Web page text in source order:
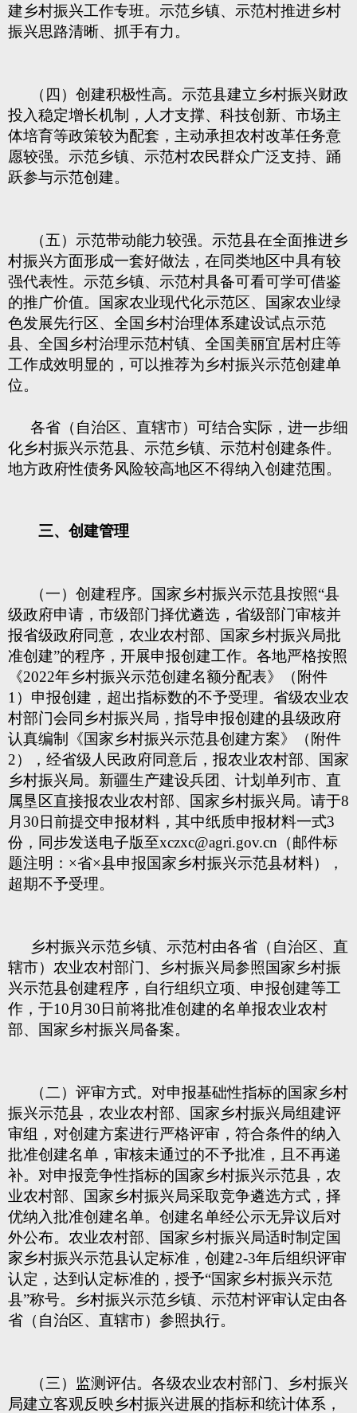
建乡村振兴工作专班。示范乡镇、示范村推进乡村
振兴思路清晰、抓手有力。
（四）创建积极性高。示范县建立乡村振兴财政
投入稳定增长机制，人才支撑、科技创新、市场主
体培育等政策较为配套，主动承担农村改革任务意
愿较强。示范乡镇、示范村农民群众广泛支持、踊
跃参与示范创建。
（五）示范带动能力较强。示范县在全面推进乡
村振兴方面形成一套好做法，在同类地区中具有较
强代表性。示范乡镇、示范村具备可看可学可借鉴
的推广价值。国家农业现代化示范区、国家农业绿
色发展先行区、全国乡村治理体系建设试点示范
县、全国乡村治理示范村镇、全国美丽宜居村庄等
工作成效明显的，可以推荐为乡村振兴示范创建单
位。
各省（自治区、直辖市）可结合实际，进一步细
化乡村振兴示范县、示范乡镇、示范村创建条件。
地方政府性债务风险较高地区不得纳入创建范围。
三、创建管理
（一）创建程序。国家乡村振兴示范县按照“县
级政府申请，市级部门择优遴选，省级部门审核并
报省级政府同意，农业农村部、国家乡村振兴局批
准创建”的程序，开展申报创建工作。各地严格按照
《2022年乡村振兴示范创建名额分配表》（附件
1）申报创建，超出指标数的不予受理。省级农业农
村部门会同乡村振兴局，指导申报创建的县级政府
认真编制《国家乡村振兴示范县创建方案》（附件
2），经省级人民政府同意后，报农业农村部、国家
乡村振兴局。新疆生产建设兵团、计划单列市、直
属垦区直接报农业农村部、国家乡村振兴局。请于8
月30日前提交申报材料，其中纸质申报材料一式3
份，同步发送电子版至xczxc@agri.gov.cn（邮件标
题注明：×省×县申报国家乡村振兴示范县材料），
超期不予受理。
乡村振兴示范乡镇、示范村由各省（自治区、直
辖市）农业农村部门、乡村振兴局参照国家乡村振
兴示范县创建程序，自行组织立项、申报创建等工
作，于10月30日前将批准创建的名单报农业农村
部、国家乡村振兴局备案。
（二）评审方式。对申报基础性指标的国家乡村
振兴示范县，农业农村部、国家乡村振兴局组建评
审组，对创建方案进行严格评审，符合条件的纳入
批准创建名单，审核未通过的不予批准，且不再递
补。对申报竞争性指标的国家乡村振兴示范县，农
业农村部、国家乡村振兴局采取竞争遴选方式，择
优纳入批准创建名单。创建名单经公示无异议后对
外公布。农业农村部、国家乡村振兴局适时制定国
家乡村振兴示范县认定标准，创建2-3年后组织评审
认定，达到认定标准的，授予“国家乡村振兴示范
县”称号。乡村振兴示范乡镇、示范村评审认定由各
省（自治区、直辖市）参照执行。
（三）监测评估。各级农业农村部门、乡村振兴
局建立客观反映乡村振兴进展的指标和统计体系，